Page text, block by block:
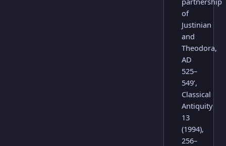
of
Justinian
and
Theodora,
AD
525–
549’,
Classical
Antiquity
13
(1994),
256–